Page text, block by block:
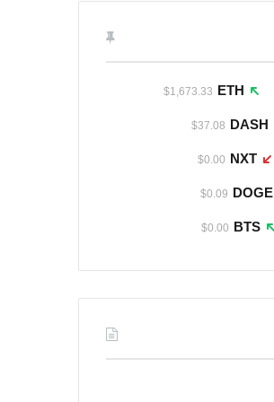
ETH
$1,673.33
DASH
$37.08
NXT
$0.00
DOGE
$0.09
BTS
$0.00